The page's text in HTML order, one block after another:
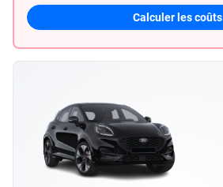
Calculer les coûts